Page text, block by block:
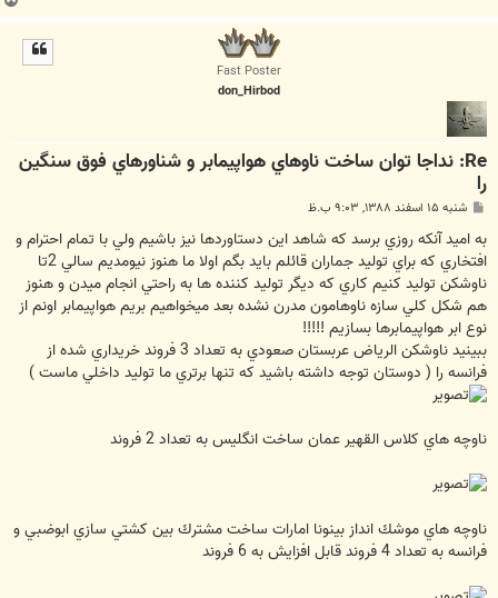
Fast Poster
don_Hirbod
Re: نداجا توان ساخت ناوهاي هواپيمابر و شناورهاي فوق سنگين
را
ت
شنبه ۱۵ اسفند ۱۳۸۸, ۹:۰۳ ب.ظ
به اميد آنكه روزي برسد كه شاهد اين دستاوردها نيز باشيم ولي با تمام احترام و
افتخاري كه براي توليد جماران قائلم بايد بگم اولا ما هنوز نيومديم سالي 2تا
ناوشكن توليد كنيم كاري كه ديگر توليد كننده ها به راحتي انجام ميدن و هنوز
هم شكل كلي سازه ناوهامون مدرن نشده بعد ميخواهيم بريم هواپيمابر اونم از
نوع ابر هواپيمابرها بسازيم !!!!!
ببينيد ناوشكن الرياض عربستان صعودي به تعداد 3 فروند خريداري شده از
فرانسه را ( دوستان توجه داشته باشيد كه تنها برتري ما توليد داخلي ماست )
ناوچه هاي كلاس القهير عمان ساخت انگليس به تعداد 2 فروند
ناوچه هاي موشك انداز بينونا امارات ساخت مشترك بين كشتي سازي ابوضبي و
فرانسه به تعداد 4 فروند قابل افزايش به 6 فروند